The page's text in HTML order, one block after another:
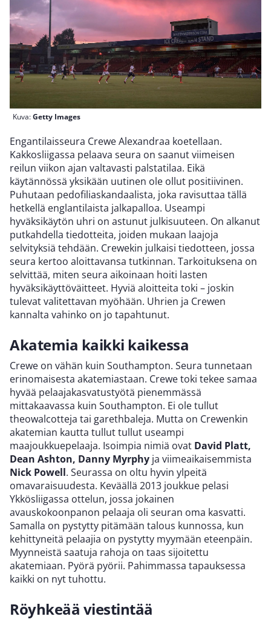
Kuva:Getty Images
Engantilaisseura Crewe Alexandraa koetellaan.
Kakkosliigassa pelaava seura on saanut viimeisen
reilun viikon ajan valtavasti palstatilaa. Eikä
käytännössä yksikään uutinen ole ollut positiivinen.
Puhutaan pedofiliaskandaalista, joka ravisuttaa tällä
hetkellä englantilaista jalkapalloa. Useampi
hyväksikäytön uhri on astunut julkisuuteen. On alkanut
putkahdella tiedotteita, joiden mukaan laajoja
selvityksiä tehdään. Crewekin julkaisi tiedotteen, jossa
seura kertoo aloittavansa tutkinnan. Tarkoituksena on
selvittää, miten seura aikoinaan hoiti lasten
hyväksikäyttöväitteet. Hyviä aloitteita toki – joskin
tulevat valitettavan myöhään. Uhrien ja Crewen
kannalta vahinko on jo tapahtunut.
Akatemia kaikki kaikessa
Crewe on vähän kuin Southampton. Seura tunnetaan
erinomaisesta akatemiastaan. Crewe toki tekee samaa
hyvää pelaajakasvatustyötä pienemmässä
mittakaavassa kuin Southampton. Ei ole tullut
theowalcotteja tai garethbaleja. Mutta on Crewenkin
akatemian kautta tullut tullut useampi
maajoukkuepelaaja. Isoimpia nimiä ovat David Platt,
Dean Ashton, Danny Myrphy ja viimeaikaisemmista
Nick Powell. Seurassa on oltu hyvin ylpeitä
omavaraisuudesta. Keväällä 2013 joukkue pelasi
Ykkösliigassa ottelun, jossa jokainen
avauskokoonpanon pelaaja oli seuran oma kasvatti.
Samalla on pystytty pitämään talous kunnossa, kun
kehittyneitä pelaajia on pystytty myymään eteenpäin.
Myynneistä saatuja rahoja on taas sijoitettu
akatemiaan. Pyörä pyörii. Pahimmassa tapauksessa
kaikki on nyt tuhottu.
Röyhkeää viestintää